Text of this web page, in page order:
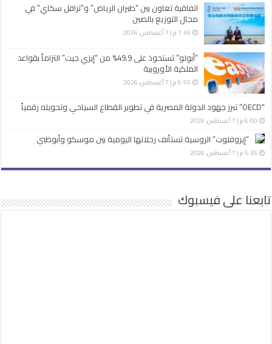
اتفاقية تعاون بين “طيران الرياض” و”ترافل سكاي” في
مجال التوزيع بالصين
7:45 م | 7 أغسطس، 2026
“أبولو” تستحوذ على 49.9% من “إيزي جيت” التزاماً بقواعد
الملكية الأوروبية
6:55 م | 7 أغسطس، 2026
“OECD” تبرز جهود الدولة المصرية في تطوير القطاع السياحي وتحويله رقمياً
6:00 م | 7 أغسطس، 2026
“إيروفلوت” الروسية تستأنف رحلاتها اليومية بين موسكو وأبوظبي
5:35 م | 7 أغسطس، 2026
تابعنا على فيسبوك